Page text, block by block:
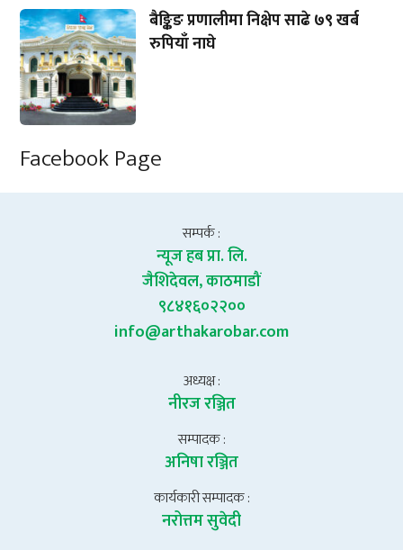
बैङ्किङ प्रणालीमा निक्षेप साढे ७९ खर्ब
रुपियाँ नाघे
Facebook Page
सम्पर्क :
न्यूज हब प्रा. लि.
जैशिदेवल, काठमाडौं
९८४१६०२२००
info@arthakarobar.com
अध्यक्ष :
नीरज रञ्जित
सम्पादक :
अनिषा रञ्जित
कार्यकारी सम्पादक :
नरोत्तम सुवेदी